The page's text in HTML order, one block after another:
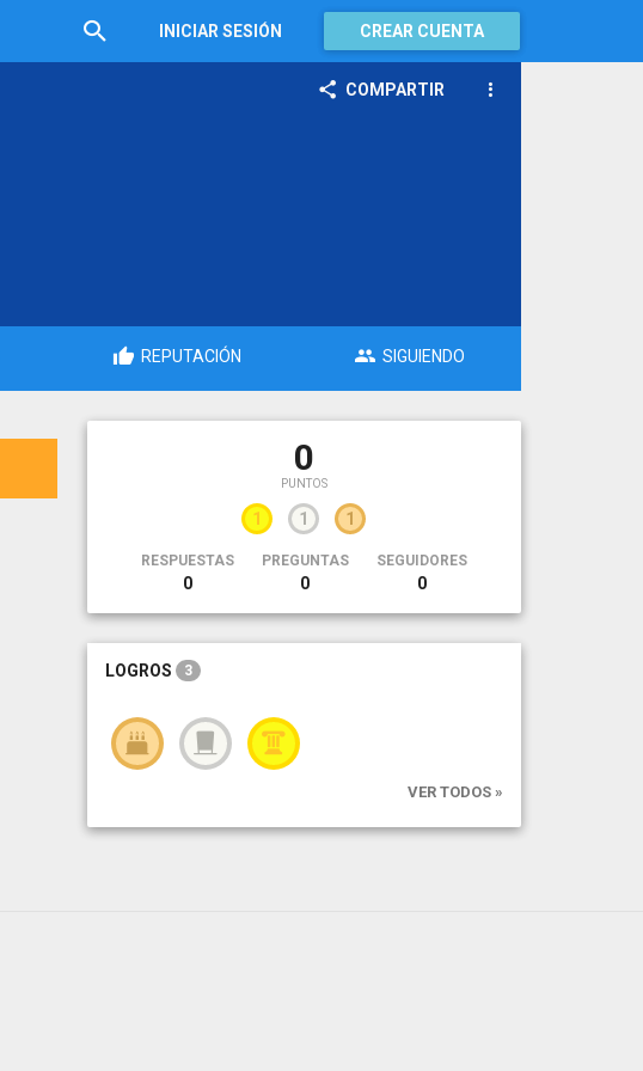
INICIAR SESIÓN CREAR CUENTA
COMPARTIR
REPUTACIÓN SIGUIENDO
0
PUNTOS
1 1 1
RESPUESTAS
0
PREGUNTAS
0
SEGUIDORES
0
LOGROS 3
VER TODOS »